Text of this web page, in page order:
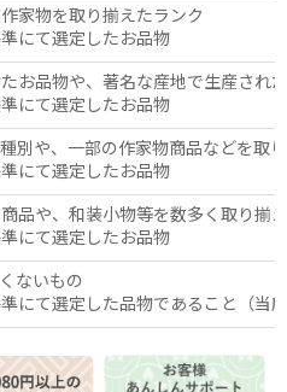
家物を取り揃えたランク
にて選定したお品物
お品物や、著名な産地で生産され
にて選定したお品物
別や、一部の作家物商品などを取
にて選定したお品物
品や、和装小物等を数多く取り揃
にて選定したお品物
ないもの
にて選定した品物であること（当